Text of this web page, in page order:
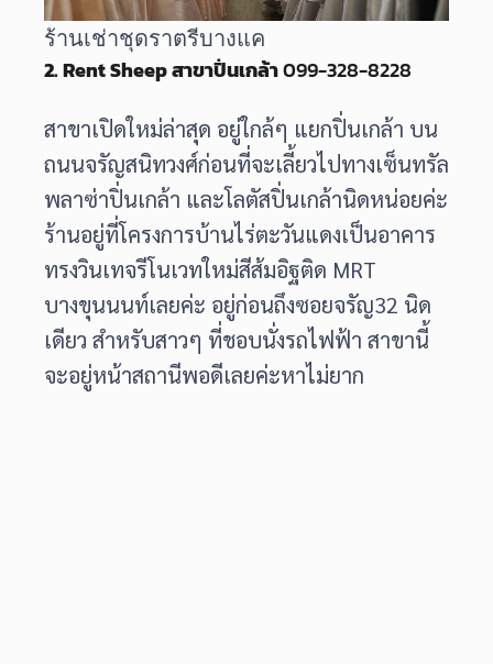
ร้านเช่าชุดราตรีบางแค
2. Rent Sheep สาขาปิ่นเกล้า099-328-8228
สาขาเปิดใหม่ล่าสุด อยู่ใกล้ๆ แยกปิ่นเกล้า บน
ถนนจรัญสนิทวงศ์ก่อนที่จะเลี้ยวไปทางเซ็นทรัล
พลาซ่าปิ่นเกล้า และโลตัสปิ่นเกล้านิดหน่อยค่ะ
ร้านอยู่ที่โครงการบ้านไร่ตะวันแดงเป็นอาคาร
ทรงวินเทจรีโนเวทใหม่สีส้มอิฐติด MRT
บางขุนนนท์เลยค่ะ อยู่ก่อนถึงซอยจรัญ32 นิด
เดียว สำหรับสาวๆ ที่ชอบนั่งรถไฟฟ้า สาขานี้
จะอยู่หน้าสถานีพอดีเลยค่ะหาไม่ยาก